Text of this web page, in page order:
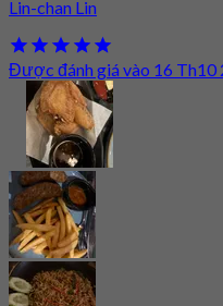
Lin-chan Lin
Được đánh giá vào 16 Th10